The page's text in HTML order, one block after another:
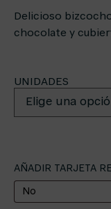
Delicioso
chocolate y
UNIDADES
AÑADIR TARJETA